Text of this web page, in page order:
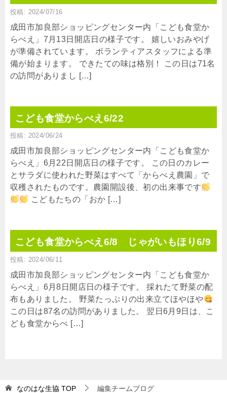
投稿: 2024/07/16
成田市加良部ショッピングセンター内「こども食堂か
らべえ」7月13日開店日の様子です。 嬉しいおみやげ
が準備されています。 ボランティアスタッフによる準
備が始まります。 できたての味は格別！ この日は71名
の訪問がありまし […]
こども食堂からべえ6/22
投稿: 2024/06/24
成田市加良部ショッピングセンター内「こども食堂か
らべえ」6月22日開店日の様子です。 この日のカレー
とサラダに使われた野菜はすべて「からべえ農園」で
収穫されたものです。農園開設後、初の出来事です
こどもたちの「おか […]
こども食堂からべえ6/8 じゃがいもほり6/9
投稿: 2024/06/11
成田市加良部ショッピングセンター内「こども食堂か
らべえ」6月8日開店日の様子です。 採れたて野菜の配
布もありました。 野菜たっぷりの出来立てほやほや
この日は87名の訪問がありました。 翌日6月9日は、こ
ども食堂からべ […]
なのはな生協 TOP 編集チームブログ